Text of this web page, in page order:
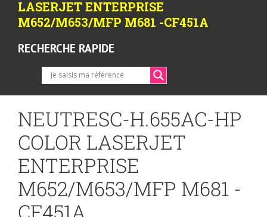
LASERJET ENTERPRISE
M652/M653/MFP M681 -CF451A
RECHERCHE RAPIDE
NEUTRESC-H.655AC-HP
COLOR LASERJET
ENTERPRISE
M652/M653/MFP M681 -
CF451A